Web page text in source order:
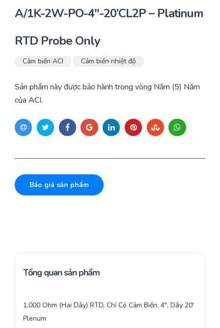
A/1K-2W-PO-4″-20’CL2P – Platinum
RTD Probe Only
Cảm biến ACI Cảm biến nhiệt độ
Sản phẩm này được bảo hành trong vòng Năm (5) Năm
của ACI.
Báo giá sản phẩm
Tổng quan sản phẩm
1,000 Ohm (Hai Dây) RTD, Chỉ Có Cảm Biến, 4″, Dây 20′
Plenum